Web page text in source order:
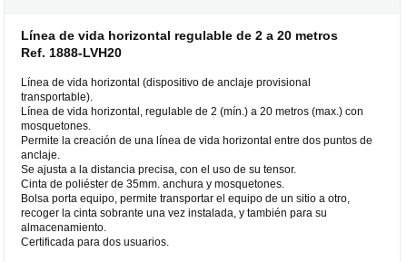
Línea de vida horizontal regulable de 2 a 20 metros
Ref. 1888-LVH20
Línea de vida horizontal (dispositivo de anclaje provisional
transportable).
Línea de vida horizontal, regulable de 2 (mín.) a 20 metros (max.) con
mosquetones.
Permite la creación de una línea de vida horizontal entre dos puntos de
anclaje.
Se ajusta a la distancia precisa, con el uso de su tensor.
Cinta de poliéster de 35mm. anchura y mosquetones.
Bolsa porta equipo, permite transportar el equipo de un sitio a otro,
recoger la cinta sobrante una vez instalada, y también para su
almacenamiento.
Certificada para dos usuarios.